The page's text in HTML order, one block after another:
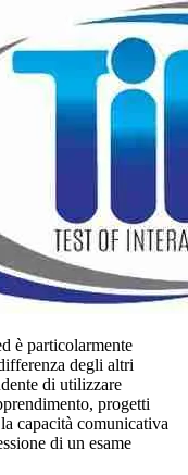
è particolarmente
degli altri
di utilizzare
progetti
capacità comunicativa
di un esame